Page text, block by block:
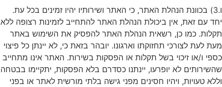
ו.3) בכוונת הנהלת האתר, כי האתר ושירותיו יהיו זמינים בכל עת.
יחד עם זאת, אין ביכולת הנהלת האתר להתחייב לזמינות רצופה ללא
תקלות. כמו כן, רשאית הנהלת האתר להפסיק את השימוש באתר
מעת לעת לצורכי תחזוקתו וארגונו. יובהר בזאת כי, לא יינתן כל פיצוי
כספי ו/או זיכוי בשל תקלות או הפסקות בשירות. האתר אינו מתחייב
שהשירותים לא יופרעו, יינתנו כסדרם בלא הפסקות, יתקיימו בבטחה
וללא טעויות, ויהיו חסינים מפני גישה בלתי מורשית לאתר או בפני